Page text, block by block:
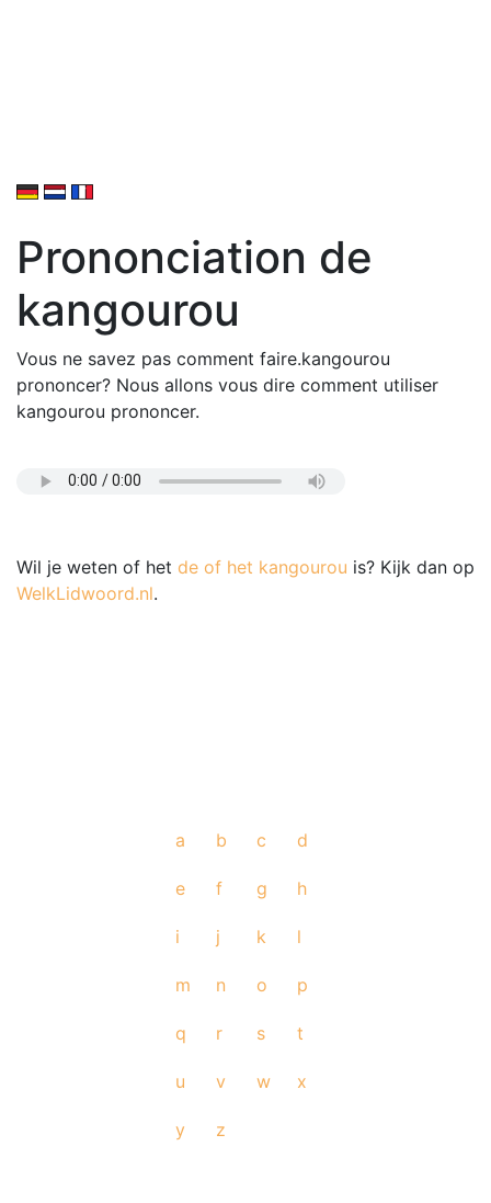
Prononciation de
kangourou
Vous ne savez pas comment faire.kangourou
prononcer? Nous allons vous dire comment utiliser
kangourou prononcer.
Wil je weten of het de of het kangourou is? Kijk dan op
WelkLidwoord.nl.
a b c d
e f g h
i j k l
m n o p
q r s t
u v w x
y z